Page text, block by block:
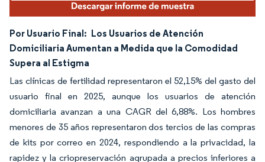
Por Usuario Final: Los Usuarios de Atención
Domiciliaria Aumentan a Medida que la Comodidad
Supera al Estigma
Las clínicas de fertilidad representaron el 52,15% del gasto del
usuario final en 2025, aunque los usuarios de atención
domiciliaria avanzan a una CAGR del 6,88%. Los hombres
menores de 35 años representaron dos tercios de las compras
de kits por correo en 2024, respondiendo a la privacidad, la
rapidez y la criopreservación agrupada a precios inferiores a